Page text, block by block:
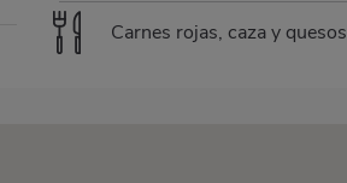
Carnes rojas, caza y quesos